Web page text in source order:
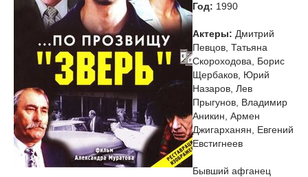
Год: 1990
Актеры: Дмитрий
Певцов, Татьяна
Скороходова, Борис
Щербаков, Юрий
Назаров, Лев
Прыгунов, Владимир
Аникин, Армен
Джигарханян, Евгений
Евстигнеев
Бывший афганец